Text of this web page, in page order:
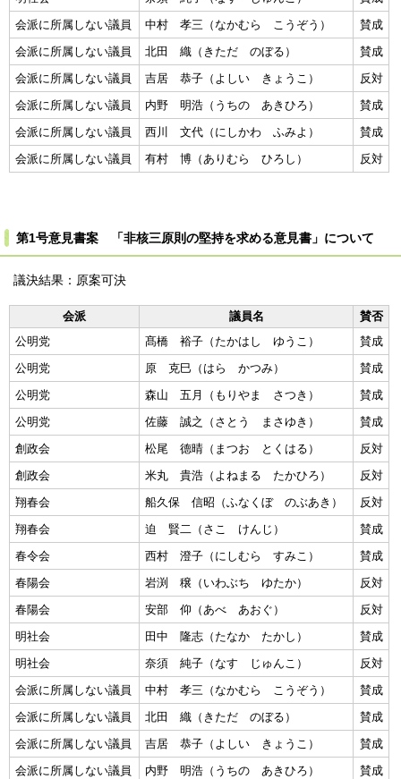
会派に所属しない議員
中村 孝三（なかむら こうぞう）
賛成
会派に所属しない議員
北田 織（きただ のぼる）
賛成
会派に所属しない議員
吉居 恭子（よしい きょうこ）
反対
会派に所属しない議員
内野 明浩（うちの あきひろ）
賛成
会派に所属しない議員
西川 文代（にしかわ ふみよ）
賛成
会派に所属しない議員
有村 博（ありむら ひろし） 反対
第1号意見書案 「非核三原則の堅持を求める意見書」について
議決結果：原案可決
会派 議員名
賛否
公明党
髙橋 裕子（たかはし ゆうこ）
賛成
公明党
原 克巳（はら かつみ）
賛成
公明党
森山 五月（もりやま さつき）
賛成
公明党
佐藤 誠之（さとう まさゆき）
賛成
創政会
松尾 德晴（まつお とくはる）
反対
創政会
米丸 貴浩（よねまる たかひろ）
反対
翔春会
船久保 信昭（ふなくぼ のぶあき）
反対
翔春会
迫 賢二（さこ けんじ）
賛成
春令会
西村 澄子（にしむら すみこ）
賛成
春陽会
岩渕 穣（いわぶち ゆたか）
反対
春陽会
安部 仰（あべ あおぐ）
反対
明社会
田中 隆志（たなか たかし）
賛成
明社会
奈須 純子（なす じゅんこ）
反対
会派に所属しない議員
中村 孝三（なかむら こうぞう）
賛成
会派に所属しない議員
北田 織（きただ のぼる）
賛成
会派に所属しない議員
吉居 恭子（よしい きょうこ）
賛成
会派に所属しない議員
内野 明浩（うちの あきひろ）
賛成